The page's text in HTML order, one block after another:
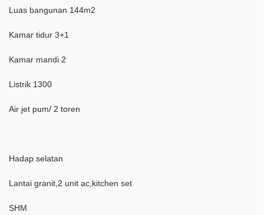
Luas bangunan 144m2
Kamar tidur 3+1
Kamar mandi 2
Listrik 1300
Air jet pum/ 2 toren
Hadap selatan
Lantai granit,2 unit ac,kitchen set
SHM